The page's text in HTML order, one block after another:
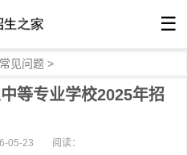
☰
常见问题 >
等专业学校2025年招
05-23 阅读：